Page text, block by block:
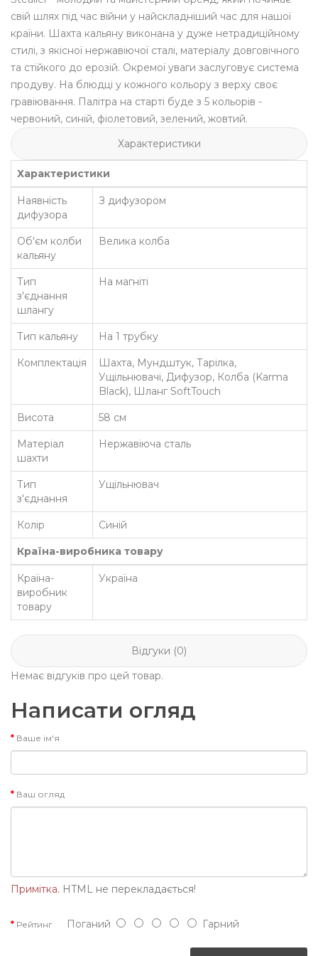
свій шлях під час війни у найскладніший час для нашої
країни. Шахта кальяну виконана у дуже нетрадиційному
стилі, з якісної нержавіючої сталі, матеріалу довговічного
та стійкого до ерозій. Окремої уваги заслуговує система
продуву. На блюдці у кожного кольору з верху своє
гравіювання. Палітра на старті буде з 5 кольорів -
червоний, синій, фіолетовий, зелений, жовтий.
Характеристики
Характеристики
Наявність
дифузора
З дифузором
Об'єм колби
кальяну
Велика колба
Тип
з'єднання
шлангу
На магніті
Тип кальяну На 1 трубку
Комплектація
Шахта, Мундштук, Тарілка,
Ущільнювачі, Дифузор, Колба (Karma
Black), Шланг SoftTouch
Висота 58 см
Матеріал
шахти
Нержавіюча сталь
Тип
з'єднання
Ущільнювач
Колір Синій
Країна-виробника товару
Країна-
виробник
товару
Україна
Відгуки (0)
Немає відгуків про цей товар.
Написати огляд
Ваше ім'я
Ваш огляд
Примітка. HTML не перекладається!
Рейтинг Поганий Гарний